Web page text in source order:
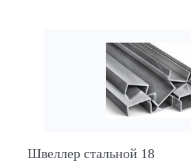
Швеллер стальной 18